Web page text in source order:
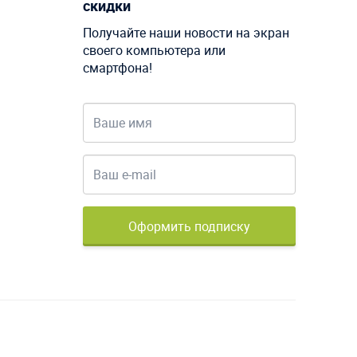
скидки
Получайте наши новости на экран
своего компьютера или
смартфона!
Оформить подписку